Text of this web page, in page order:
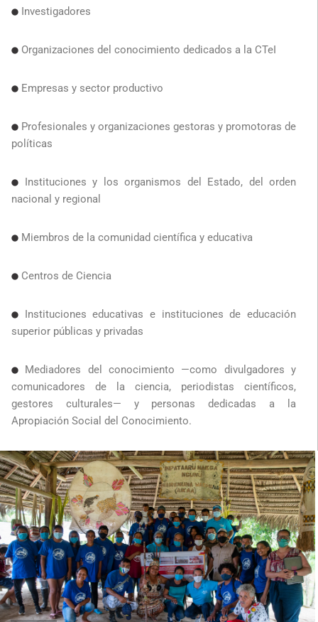
Investigadores
Organizaciones del conocimiento dedicados a la CTeI
Empresas y sector productivo
Profesionales y organizaciones gestoras y promotoras de
políticas
Instituciones y los organismos del Estado, del orden
nacional y regional
Miembros de la comunidad científica y educativa
Centros de Ciencia
Instituciones educativas e instituciones de educación
superior públicas y privadas
Mediadores del conocimiento —como divulgadores y
comunicadores de la ciencia, periodistas científicos,
gestores culturales— y personas dedicadas a la
Apropiación Social del Conocimiento.